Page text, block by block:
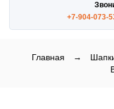
+7-904-073-
Главная →